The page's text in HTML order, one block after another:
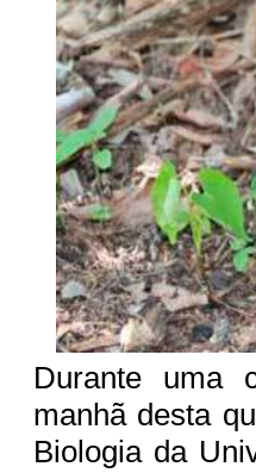
Durante uma
manhã desta
Biologia da